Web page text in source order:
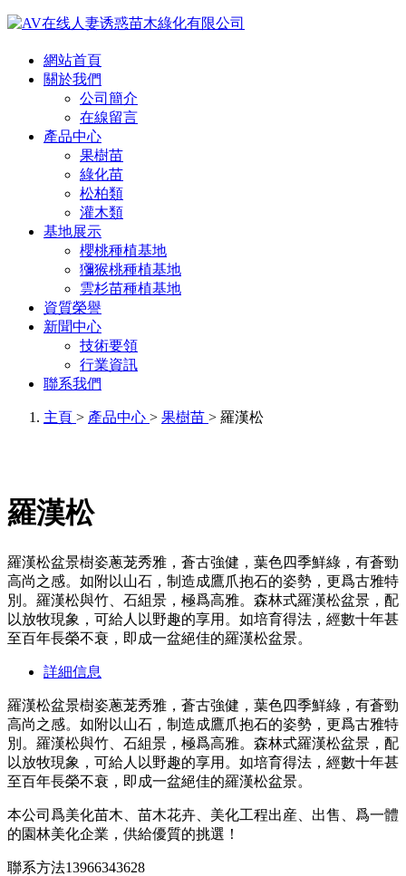
網站首頁
關於我們
公司簡介
在線留言
產品中心
果樹苗
綠化苗
松柏類
灌木類
基地展示
櫻桃種植基地
獼猴桃種植基地
雲杉苗種植基地
資質榮譽
新聞中心
技術要領
行業資訊
聯系我們
主頁 > 產品中心 > 果樹苗 > 羅漢松
羅漢松
羅漢松盆景樹姿蔥茏秀雅，蒼古強健，葉色四季鮮綠，有蒼勁
高尚之感。如附以山石，制造成鷹爪抱石的姿勢，更爲古雅特
別。羅漢松與竹、石組景，極爲高雅。森林式羅漢松盆景，配
以放牧現象，可給人以野趣的享用。如培育得法，經數十年甚
至百年長榮不衰，即成一盆絕佳的羅漢松盆景。
詳細信息
羅漢松盆景樹姿蔥茏秀雅，蒼古強健，葉色四季鮮綠，有蒼勁
高尚之感。如附以山石，制造成鷹爪抱石的姿勢，更爲古雅特
別。羅漢松與竹、石組景，極爲高雅。森林式羅漢松盆景，配
以放牧現象，可給人以野趣的享用。如培育得法，經數十年甚
至百年長榮不衰，即成一盆絕佳的羅漢松盆景。
本公司爲美化苗木、苗木花卉、美化工程出産、出售、爲一體
的園林美化企業，供給優質的挑選！
聯系方法13966343628